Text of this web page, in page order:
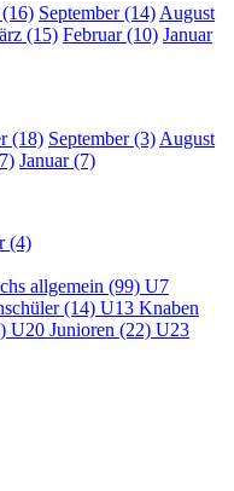
September (14) August
(15) Februar (10) Januar
(18) September (3) August
Januar (7)
(4)
allgemein (99) U7
(14) U13 Knaben
U20 Junioren (22) U23